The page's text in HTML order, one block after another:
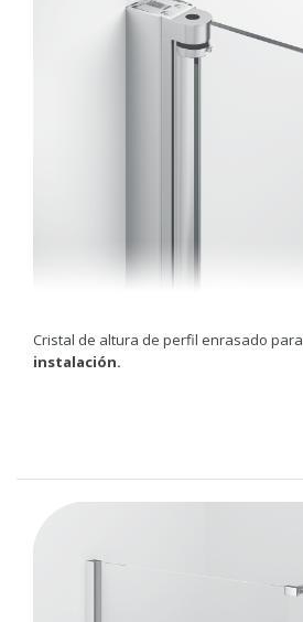
Cristal de altura de perfil enrasado para
instalación.